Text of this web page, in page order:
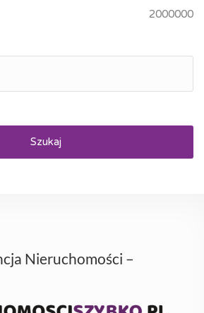
Szukaj
Nieruchomości –